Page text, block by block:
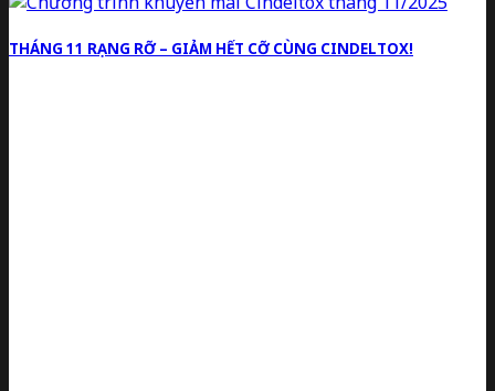
THÁNG 11 RẠNG RỠ – GIẢM HẾT CỠ CÙNG CINDELTOX!